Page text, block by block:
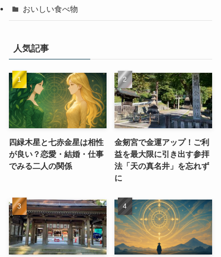
おいしい食べ物
人気記事
四緑木星と七赤金星は相性
が良い？恋愛・結婚・仕事
でみる二人の関係
金剱宮で金運アップ！ご利
益を最大限に引き出す参拝
法「天の真名井」を忘れず
に